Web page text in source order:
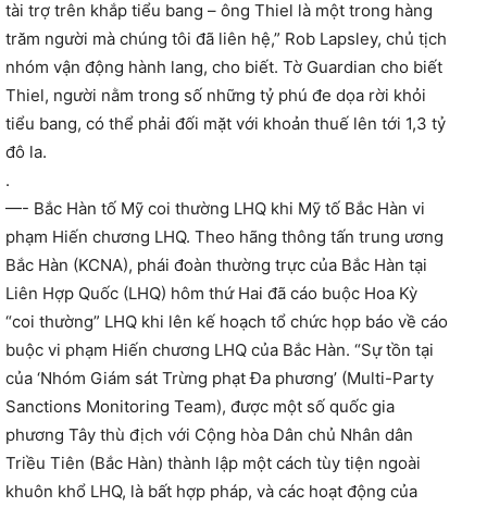
tài trợ trên khắp tiểu bang – ông Thiel là một trong hàng
trăm người mà chúng tôi đã liên hệ,” Rob Lapsley, chủ tịch
nhóm vận động hành lang, cho biết. Tờ Guardian cho biết
Thiel, người nằm trong số những tỷ phú đe dọa rời khỏi
tiểu bang, có thể phải đối mặt với khoản thuế lên tới 1,3 tỷ
đô la.
.
—- Bắc Hàn tố Mỹ coi thường LHQ khi Mỹ tố Bắc Hàn vi
phạm Hiến chương LHQ. Theo hãng thông tấn trung ương
Bắc Hàn (KCNA), phái đoàn thường trực của Bắc Hàn tại
Liên Hợp Quốc (LHQ) hôm thứ Hai đã cáo buộc Hoa Kỳ
“coi thường” LHQ khi lên kế hoạch tổ chức họp báo về cáo
buộc vi phạm Hiến chương LHQ của Bắc Hàn. “Sự tồn tại
của ‘Nhóm Giám sát Trừng phạt Đa phương’ (Multi-Party
Sanctions Monitoring Team), được một số quốc gia
phương Tây thù địch với Cộng hòa Dân chủ Nhân dân
Triều Tiên (Bắc Hàn) thành lập một cách tùy tiện ngoài
khuôn khổ LHQ, là bất hợp pháp, và các hoạt động của